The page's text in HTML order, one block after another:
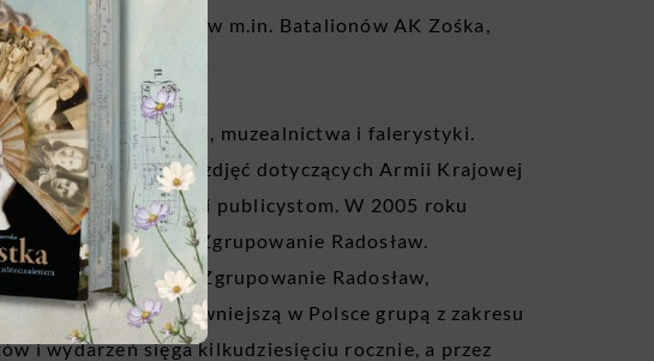
środowisk oddziałów m.in. Batalionów AK Zośka,
historii Powstania, muzealnictwa i falerystyki.
archiwaliów i zdjęć dotyczących Armii Krajowej
często badaczom i publicystom. W 2005 roku
Grupy HistorycznejZgrupowanie Radosław.
Grupa HistorycznaZgrupowanie Radosław,
jest najaktywniejszą w Polsce grupą z zakresu
i wydarzeń sięga kilkudziesięciu rocznie, a przez